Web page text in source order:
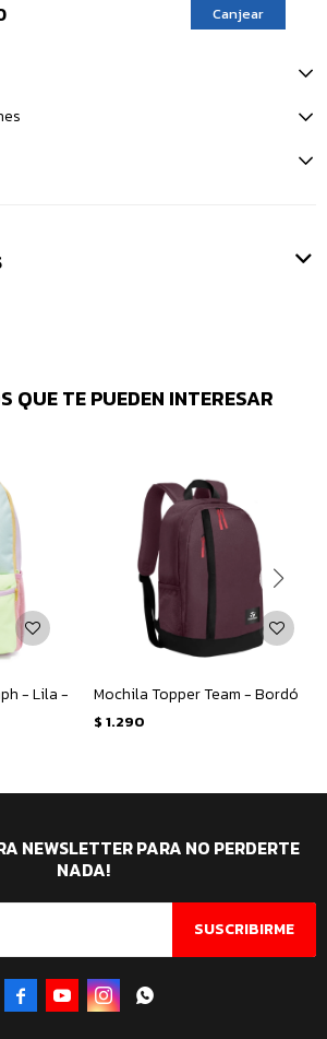
Canjear
QUE TE PUEDEN INTERESAR
- Lila -
Mochila Topper Team - Bordó
$ 1.290
NEWSLETTER PARA NO PERDERTE
NADA!
SUSCRIBIRME
   